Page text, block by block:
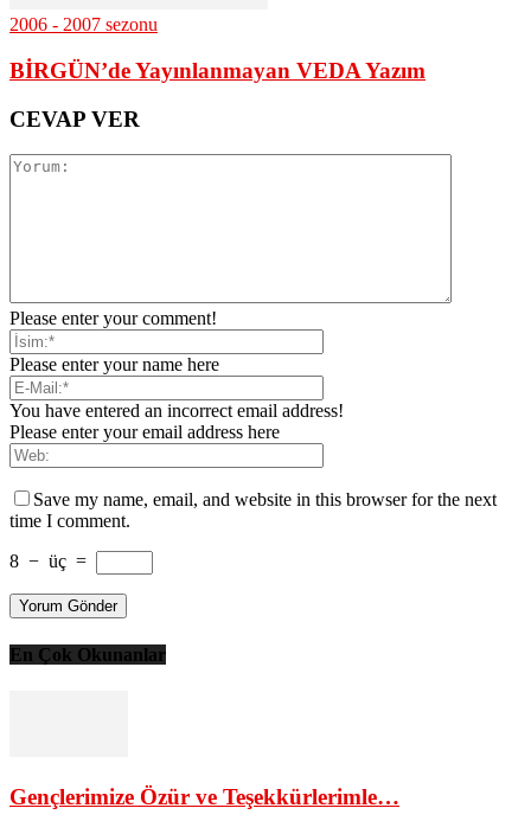
2006 - 2007 sezonu
BİRGÜN’de Yayınlanmayan VEDA Yazım
CEVAP VER
Please enter your comment!
Please enter your name here
You have entered an incorrect email address!
Please enter your email address here
Save my name, email, and website in this browser for the next
time I comment.
8 − üç =
En Çok Okunanlar
Gençlerimize Özür ve Teşekkürlerimle…